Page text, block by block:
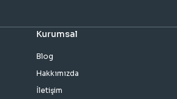
Kurumsal
Blog
Hakkımızda
İletişim